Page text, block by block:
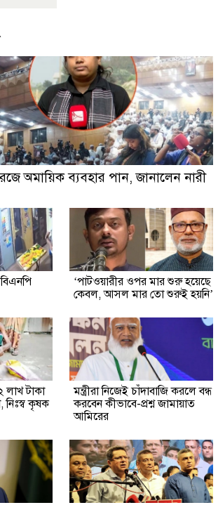
অমায়িক ব্যবহার পান, জানালেন নারী
‘পাটওয়ারীর ওপর মার শুরু হয়েছে
কেবল, আসল মার তো শুরুই হয়নি’
টাকা
কৃষক
মন্ত্রীরা নিজেই চাঁদাবাজি করলে বন্ধ
করবেন কীভাবে-প্রশ্ন জামায়াত
আমিরের